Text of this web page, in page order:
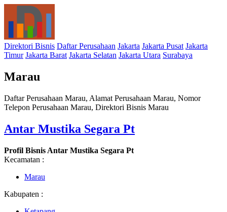
Direktori Bisnis Daftar Perusahaan Jakarta Jakarta Pusat Jakarta
Timur Jakarta Barat Jakarta Selatan Jakarta Utara Surabaya
Marau
Daftar Perusahaan Marau, Alamat Perusahaan Marau, Nomor
Telepon Perusahaan Marau, Direktori Bisnis Marau
Antar Mustika Segara Pt
Profil Bisnis Antar Mustika Segara Pt
Kecamatan :
Marau
Kabupaten :